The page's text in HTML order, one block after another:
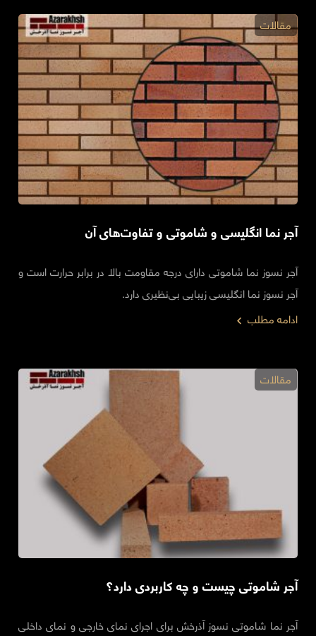
آجر نما انگلیسی و شاموتی و تفاوت‌های آن
آجر نسوز نما شاموتی دارای درجه مقاومت بالا در برابر حرارت است و
آجر نسوز نما انگلیسی زیبایی بی‌نظیری دارد.
مقالات
ادامه مطلب
آجر شاموتی چیست و چه کاربردی دارد؟
آجر نما شاموتی نسوز آذرخش برای اجرای نمای خارجی و نمای داخلی
مقالات